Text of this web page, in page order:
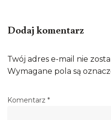
Dodaj komentarz
Twój adres e-mail nie
Wymagane pola są
Komentarz *